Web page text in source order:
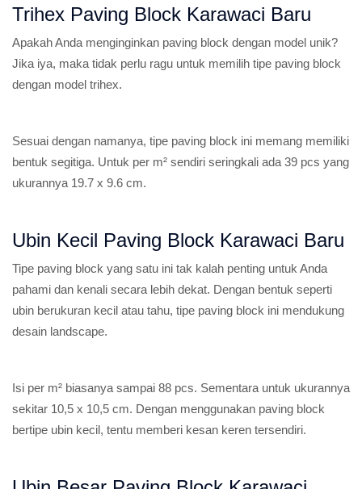
Trihex Paving Block Karawaci Baru
Apakah Anda menginginkan paving block dengan model unik?
Jika iya, maka tidak perlu ragu untuk memilih tipe paving block
dengan model trihex.
Sesuai dengan namanya, tipe paving block ini memang memiliki
bentuk segitiga. Untuk per m² sendiri seringkali ada 39 pcs yang
ukurannya 19.7 x 9.6 cm.
Ubin Kecil Paving Block Karawaci Baru
Tipe paving block yang satu ini tak kalah penting untuk Anda
pahami dan kenali secara lebih dekat. Dengan bentuk seperti
ubin berukuran kecil atau tahu, tipe paving block ini mendukung
desain landscape.
Isi per m² biasanya sampai 88 pcs. Sementara untuk ukurannya
sekitar 10,5 x 10,5 cm. Dengan menggunakan paving block
bertipe ubin kecil, tentu memberi kesan keren tersendiri.